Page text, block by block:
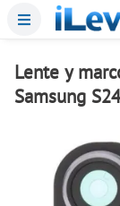
Menu
Lente y
Samsung S24